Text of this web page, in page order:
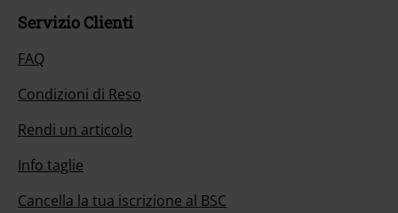
Servizio Clienti
FAQ
Condizioni di Reso
Rendi un articolo
Info taglie
Cancella la tua iscrizione al BSC